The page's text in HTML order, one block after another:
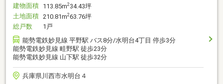
建物面積 113.85m2 34.43坪
土地面積 210.81m263.76坪
総戸数
1戸
能勢電鉄妙見線 平野駅 バス8分/水明台4丁目 停歩3分
能勢電鉄妙見線 畦野駅 徒歩23分
能勢電鉄妙見線 山下駅 徒歩32分
兵庫県川西市水明台４